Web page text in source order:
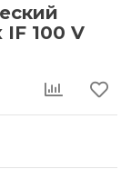
IF 100 V